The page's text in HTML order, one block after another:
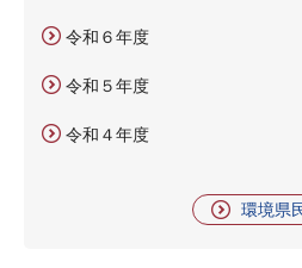
令和６年度
令和５年度
令和４年度
環境県